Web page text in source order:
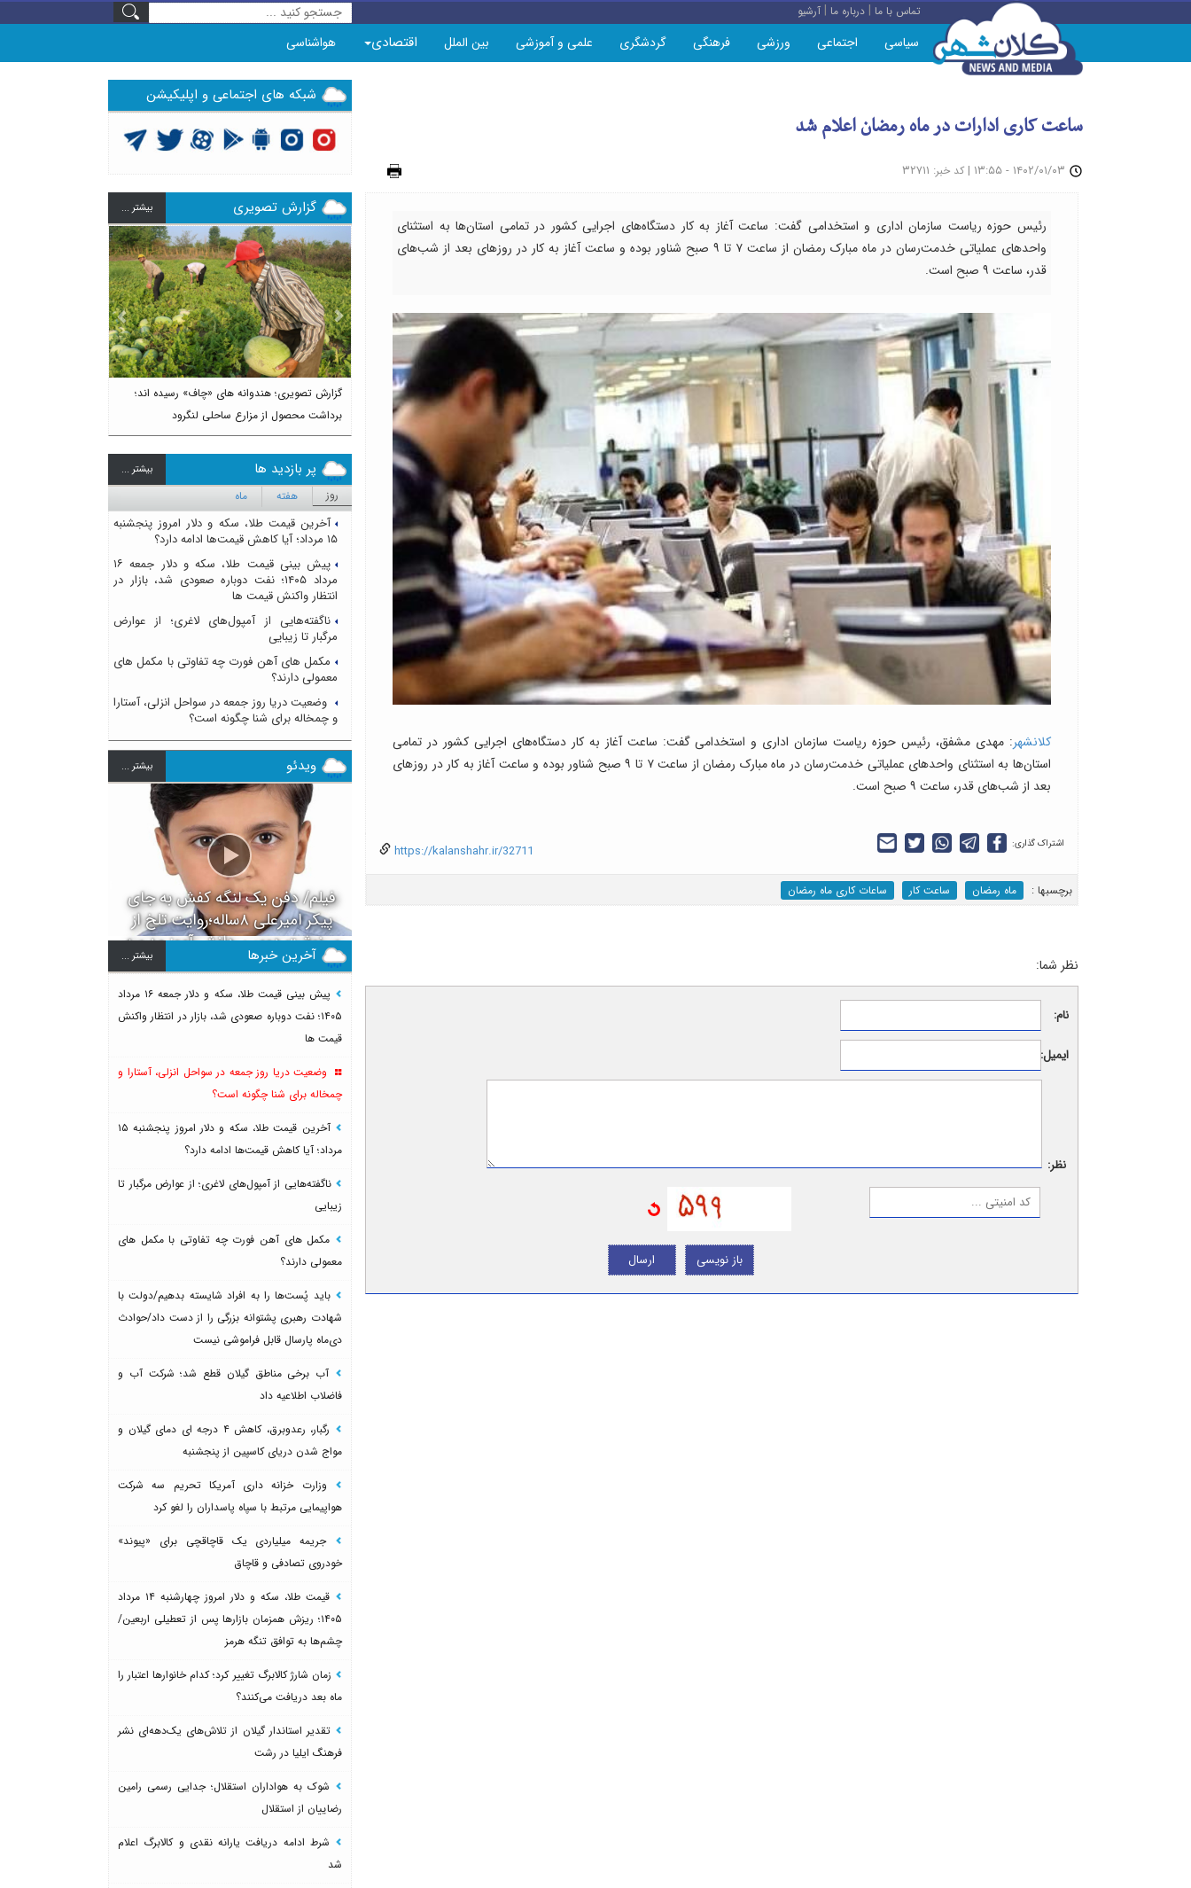
تماس با ما |درباره ما |آرشیو
سیاسی اجتماعی ورزشی فرهنگی گردشگری علمی و آموزشی بین الملل اقتصادی هواشناسی
ساعت کاری ادارات در ماه رمضان اعلام شد
| کد خبر: ۳۲۷۱۱
رئیس حوزه ریاست سازمان اداری و استخدامی گفت: ساعت آغاز به کار دستگاه‌های اجرایی کشور در تمامی استان‌ها به استثنای
واحدهای عملیاتی خدمت‌رسان در ماه مبارک رمضان از ساعت ۷ تا ۹ صبح شناور بوده و ساعت آغاز به کار در روزهای بعد از شب‌های
قدر، ساعت ۹ صبح است.
کلانشهر: مهدی مشفق، رئیس حوزه ریاست سازمان اداری و استخدامی گفت: ساعت آغاز به کار دستگاه‌های اجرایی کشور در تمامی
استان‌ها به استثنای واحدهای عملیاتی خدمت‌رسان در ماه مبارک رمضان از ساعت ۷ تا ۹ صبح شناور بوده و ساعت آغاز به کار در روزهای
بعد از شب‌های قدر، ساعت ۹ صبح است.
https://kalanshahr.ir/32711 اشتراک گذاری:
برچسب‎ها : ماه رمضان ساعت کار ساعات کاری ماه رمضان
نظر شما:
نام:
ایمیل:
نظر:
ارسال باز نویسی
شبکه های اجتماعی و اپلیکیشن
گزارش تصویری بيشتر ...
گزارش تصویری؛ هندوانه های «چاف» رسیده اند؛
برداشت محصول از مزارع ساحلی لنگرود
Previous Next
پر بازدید ها بيشتر ...
روز هفته ماه
آخرین قیمت طلا، سکه و دلار امروز پنجشنبه
۱۵ مرداد؛ آیا کاهش قیمت‌ها ادامه دارد؟
پیش بینی قیمت طلا، سکه و دلار جمعه ۱۶
مرداد ۱۴۰۵؛ نفت دوباره صعودی شد، بازار در
انتظار واکنش قیمت ها
ناگفته‌هایی از آمپول‌های لاغری؛ از عوارض
مرگبار تا زیبایی
مکمل های آهن فورت چه تفاوتی با مکمل های
معمولی دارند؟
وضعیت دریا روز جمعه در سواحل انزلی، آستارا
و چمخاله برای شنا چگونه است؟
ویدئو بيشتر ...
فیلم/ دفن یک لنگه کفش به جای
پیکر امیرعلی ۸ساله؛روایت تلخ از
سرنوشت دومین دانش آموز مدرسه
میناب بعد از ماکان
آخرین خبرها بيشتر ...
پیش بینی قیمت طلا، سکه و دلار جمعه ۱۶ مرداد
۱۴۰۵؛ نفت دوباره صعودی شد، بازار در انتظار واکنش
قیمت ها
وضعیت دریا روز جمعه در سواحل انزلی، آستارا و
چمخاله برای شنا چگونه است؟
آخرین قیمت طلا، سکه و دلار امروز پنجشنبه ۱۵
مرداد؛ آیا کاهش قیمت‌ها ادامه دارد؟
ناگفته‌هایی از آمپول‌های لاغری؛ از عوارض مرگبار تا
زیبایی
مکمل های آهن فورت چه تفاوتی با مکمل های
معمولی دارند؟
باید پُست‌ها را به افراد شایسته بدهیم/دولت با
شهادت رهبری پشتوانه بزرگی را از دست داد/حوادث
دی‌ماه پارسال قابل فراموشی نیست
آب برخی مناطق گیلان قطع شد؛ شرکت آب و
فاضلاب اطلاعیه داد
رگبار، رعدوبرق، کاهش ۴ درجه ای دمای گیلان و
مواج شدن دریای کاسپین از پنجشنبه
وزارت خزانه داری آمریکا تحریم سه شرکت
هواپیمایی مرتبط با سپاه پاسداران را لغو کرد
جریمه میلیاردی یک قاچاقچی برای «پیوند»
خودروی تصادفی و قاچاق
قیمت طلا، سکه و دلار امروز چهارشنبه ۱۴ مرداد
۱۴۰۵؛ ریزش همزمان بازارها پس از تعطیلی اربعین/
چشم‌ها به توافق تنگه هرمز
زمان شارژ کالابرگ تغییر کرد؛ کدام خانوارها اعتبار را
ماه بعد دریافت می‌کنند؟
تقدیر استاندار گیلان از تلاش‌های یک‌دهه‌ای نشر
فرهنگ ایلیا در رشت
شوک به هواداران استقلال؛ جدایی رسمی رامین
رضاییان از استقلال
شرط ادامه دریافت یارانه نقدی و کالابرگ اعلام
شد